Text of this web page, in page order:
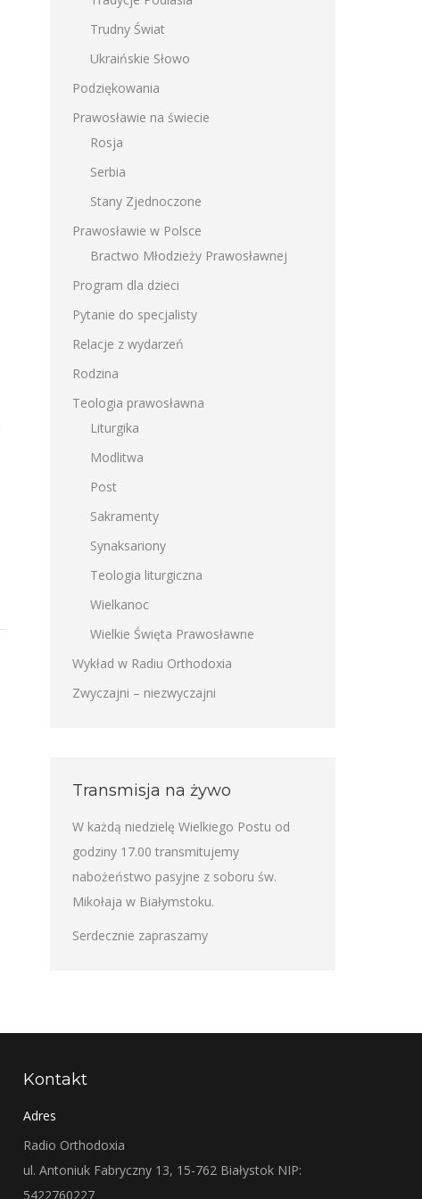
Trudny Świat
Ukraińskie Słowo
Podziękowania
Prawosławie na świecie
Rosja
Serbia
Stany Zjednoczone
Prawosławie w Polsce
Bractwo Młodzieży Prawosławnej
Program dla dzieci
Pytanie do specjalisty
Relacje z wydarzeń
Rodzina
Teologia prawosławna
Liturgika
Modlitwa
Post
Sakramenty
Synaksariony
Teologia liturgiczna
Wielkanoc
Wielkie Święta Prawosławne
Wykład w Radiu Orthodoxia
Zwyczajni – niezwyczajni
Transmisja na żywo
W każdą niedzielę Wielkiego Postu od
godziny 17.00 transmitujemy
nabożeństwo pasyjne z soboru św.
Mikołaja w Białymstoku.
Serdecznie zapraszamy
Kontakt
Adres
Radio Orthodoxia
ul. Antoniuk Fabryczny 13, 15-762 Białystok NIP:
5422760227